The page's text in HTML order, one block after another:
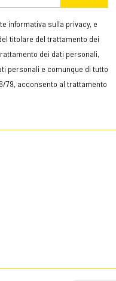
informativa sulla privacy, e
titolare del trattamento dei
dei dati personali,
personali e comunque di tutto
79, acconsento al trattamento